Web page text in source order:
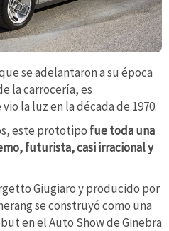
se adelantaron a su época
la carrocería, es
la luz en la década de 1970.
este prototipo fue toda una
futurista, casi irracional y
Giugiaro y producido por
se construyó como una
en el Auto Show de Ginebra